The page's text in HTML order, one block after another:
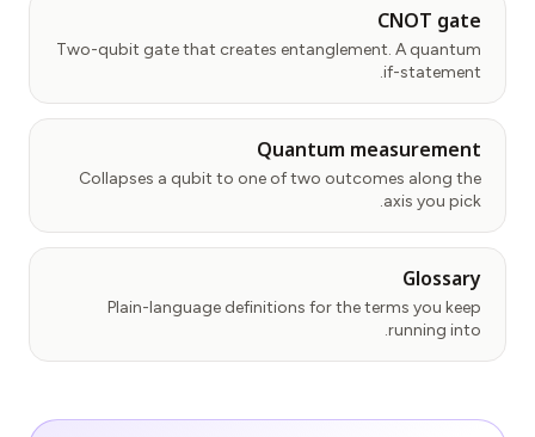
CNOT gate
Two-qubit gate that creates entanglement. A quantum
if-statement.
Quantum measurement
Collapses a qubit to one of two outcomes along the
axis you pick.
Glossary
Plain-language definitions for the terms you keep
running into.